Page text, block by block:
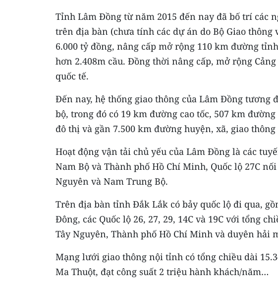
Tỉnh Lâm Đồng từ năm 2015 đến nay đã bố trí các
trên địa bàn (chưa tính các dự án do Bộ Giao
6.000 tỷ đồng, nâng cấp mở rộng 110 km đường
hơn 2.408m cầu. Đồng thời nâng cấp, mở rộng
quốc tế.
Đến nay, hệ thống giao thông của Lâm Đồng
bộ, trong đó có 19 km đường cao tốc, 507 km
đô thị và gần 7.500 km đường huyện, xã, giao
Hoạt động vận tải chủ yếu của Lâm Đồng là các
Nam Bộ và Thành phố Hồ Chí Minh, Quốc lộ 27C
Nguyên và Nam Trung Bộ.
Trên địa bàn tỉnh Đắk Lắk có bảy quốc lộ đi qua,
Đông, các Quốc lộ 26, 27, 29, 14C và 19C với tổng
Tây Nguyên, Thành phố Hồ Chí Minh và duyên hải
Mạng lưới giao thông nội tỉnh có tổng chiều dài
Ma Thuột, đạt công suất 2 triệu hành khách/năm…